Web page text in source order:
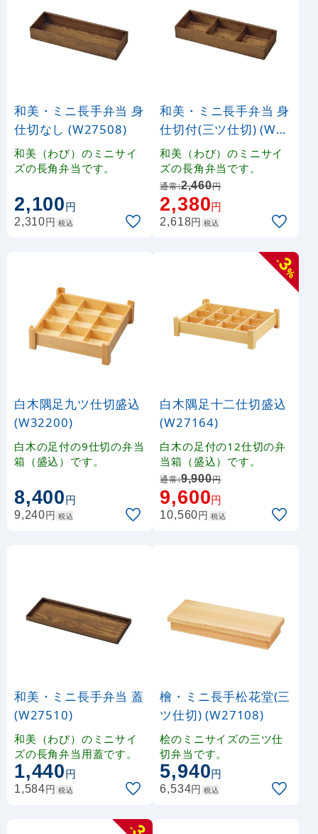
和美・ミニ長手弁当 身
仕切なし (W27508)
和美（わび）のミニサイ
ズの長角弁当です。
2,100円
2,310円 税込
和美・ミニ長手弁当 身
仕切付(三ツ仕切) (W27
509)
和美（わび）のミニサイ
ズの長角弁当です。
通常:2,460円
2,380円
2,618円 税込
白木隅足九ツ仕切盛込
(W32200)
白木の足付の9仕切の弁当
箱（盛込）です。
8,400円
9,240円 税込
-
3
%
白木隅足十二仕切盛込
(W27164)
白木の足付の12仕切の弁
当箱（盛込）です。
通常:9,900円
9,600円
10,560円 税込
和美・ミニ長手弁当 蓋
(W27510)
和美（わび）のミニサイ
ズの長角弁当用蓋です。
1,440円
1,584円 税込
檜・ミニ長手松花堂(三
ツ仕切) (W27108)
桧のミニサイズの三ツ仕
切弁当です。
5,940円
6,534円 税込
-